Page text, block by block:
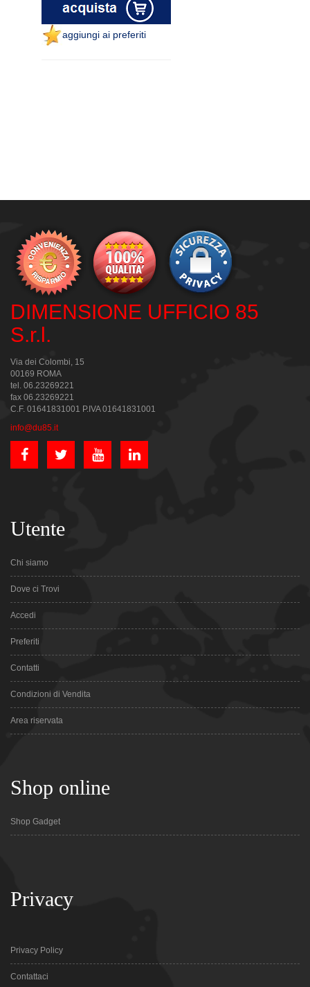
aggiungi ai preferiti
DIMENSIONE UFFICIO 85
S.r.l.
Via dei Colombi, 15
00169 ROMA
tel. 06.23269221
fax 06.23269221
C.F. 01641831001 P.IVA 01641831001
info@du85.it
Utente
Chi siamo
Dove ci Trovi
Accedi
Preferiti
Contatti
Condizioni di Vendita
Area riservata
Shop online
Shop Gadget
Privacy
Privacy Policy
Contattaci